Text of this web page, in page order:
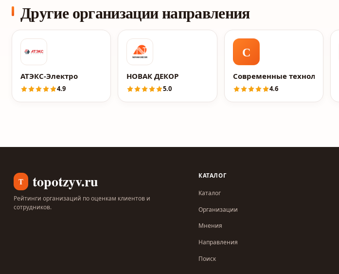
Другие организации направления
АТЭКС-Электро
4.9
НОВАК ДЕКОР
5.0
С
Современные технологии
4.6
T topotzyv.ru
Рейтинги организаций по оценкам клиентов и
сотрудников.
КАТАЛОГ
Каталог
Организации
Мнения
Направления
Поиск